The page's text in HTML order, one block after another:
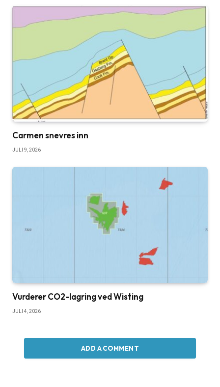
Carmen snevres inn
JULI 9, 2026
Vurderer CO2-lagring ved Wisting
JULI 4, 2026
ADD A COMMENT